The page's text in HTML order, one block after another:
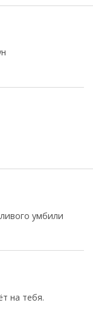
умбили
на тебя.